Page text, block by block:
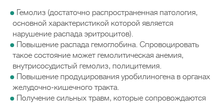
Гемолиз (достаточно распространенная патология,
основной характеристикой которой является
нарушение распада эритроцитов).
Повышение распада гемоглобина. Спровоцировать
такое состояние может гемолитическая анемия,
внутрисосудистый гемолиз, полицитемия.
Повышение продуцирования уробилиногена в органах
желудочно-кишечного тракта.
Получение сильных травм, которые сопровождаются